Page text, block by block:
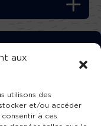
aux
utilisons des
et/ou accéder
à ces
!